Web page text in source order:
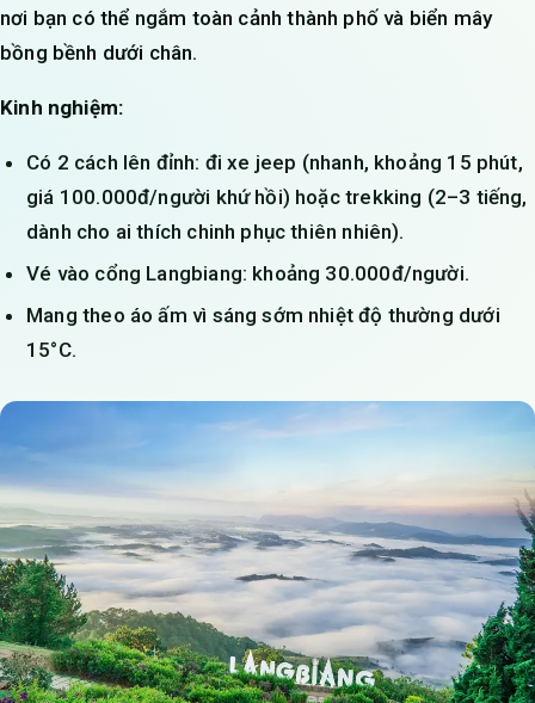
nơi bạn có thể ngắm toàn cảnh thành phố và biển mây
bồng bềnh dưới chân.
Kinh nghiệm:
Có 2 cách lên đỉnh: đi xe jeep (nhanh, khoảng 15 phút,
giá 100.000đ/người khứ hồi) hoặc trekking (2–3 tiếng,
dành cho ai thích chinh phục thiên nhiên).
Vé vào cổng Langbiang: khoảng 30.000đ/người.
Mang theo áo ấm vì sáng sớm nhiệt độ thường dưới
15°C.